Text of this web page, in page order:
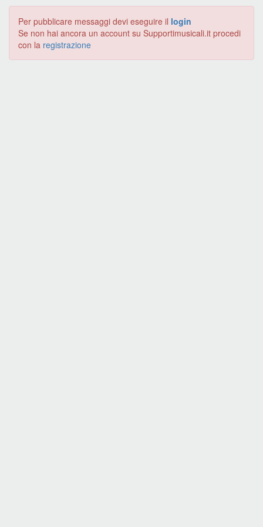
Per pubblicare messaggi devi eseguire il login
Se non hai ancora un account su Supportimusicali.it procedi
con la registrazione